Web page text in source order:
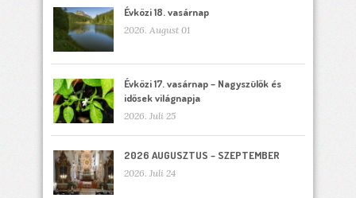
Évközi 18. vasárnap
2026. August 01
Évközi 17. vasárnap – Nagyszülők és
idősek világnapja
2026. Juli 25
2026 AUGUSZTUS – SZEPTEMBER
2026. Juli 24